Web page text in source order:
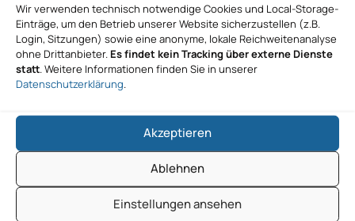
Wir verwenden technisch notwendige Cookies und Local-Storage-
Einträge, um den Betrieb unserer Website sicherzustellen (z.B.
Login, Sitzungen) sowie eine anonyme, lokale Reichweitenanalyse
ohne Drittanbieter. Es findet kein Tracking über externe Dienste
statt. Weitere Informationen finden Sie in unserer
Datenschutzerklärung.
Akzeptieren
Ablehnen
Einstellungen ansehen